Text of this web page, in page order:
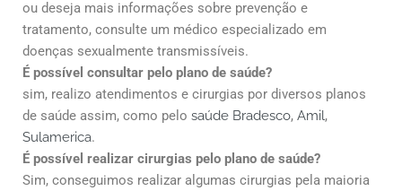
ou deseja mais informações sobre prevenção e
tratamento, consulte um médico especializado em
doenças sexualmente transmissíveis.
É possível consultar pelo plano de saúde?
sim, realizo atendimentos e cirurgias por diversos planos
de saúde assim, como pelo saúde Bradesco, Amil,
Sulamerica.
É possível realizar cirurgias pelo plano de saúde?
Sim, conseguimos realizar algumas cirurgias pela maioria